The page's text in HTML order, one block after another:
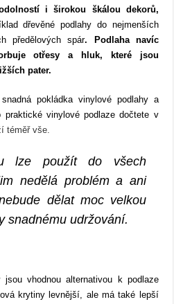
i širokou škálou dekorů,
dřevěné podlahy do nejmenších
předělových spár. Podlaha navíc
otřesy a hluk, které jsou
pater.
pokládka vinylové podlahy a
vinylové podlaze dočtete v
téměř vše.
lze použít do všech
nedělá problém a ani
dělat moc velkou
snadnému udržování.
jsou vhodnou alternativou k podlaze
krytiny levnější, ale má také lepší